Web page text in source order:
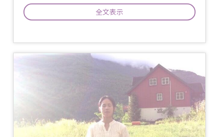
全文表示
呼吸と動きをシンクロさせ、流れるよう
な動き（フロー）の中で、徐々にダイナ
ミックな動きに移行し、体を開いていき
ます。ビーチならではの、解放感とアク
ティブ感のあるクラスで、運動量はやや
多めになります。クラスには、アーサナ
（体操）、呼吸法、瞑想、ニードラ（仰
向けでの脱力）が含まれ、空・海・地と
の深いつながりを体感していきます。